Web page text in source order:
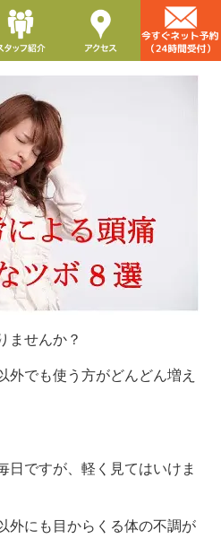
ませんか？
外でも使う方がどんどん増え
日ですが、軽く見てはいけま
外にも目からくる体の不調が